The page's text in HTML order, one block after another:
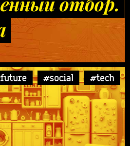
#social #tech